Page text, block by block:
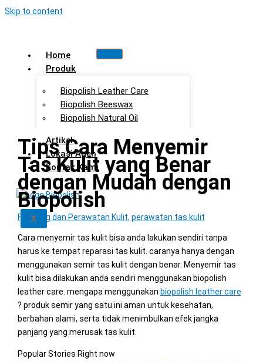
Skip to content
Home
Produk
Biopolish Leather Care
Biopolish Beeswax
Biopolish Natural Oil
Artikel
Lokasi Agen
Kontak Kami
X
Tips Cara Menyemir
Tas Kulit yang Benar
dengan Mudah dengan
Biopolish
Finishing dan Perawatan Kulit, perawatan tas kulit
Cara menyemir tas kulit bisa anda lakukan sendiri tanpa
harus ke tempat reparasi tas kulit. caranya hanya dengan
menggunakan semir tas kulit dengan benar. Menyemir tas
kulit bisa dilakukan anda sendiri menggunakan biopolish
leather care. mengapa menggunakan biopolish leather care
? produk semir yang satu ini aman untuk kesehatan,
berbahan alami, serta tidak menimbulkan efek jangka
panjang yang merusak tas kulit.
Popular Stories Right now